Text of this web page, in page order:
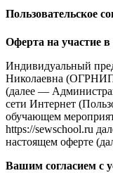
Пользовательское
Оферта на участие
Индивидуальный
Николаевна
(далее —
сети Интернет
обучающем
https://sewschool.ru
настоящем оферте
Вашим согласием с